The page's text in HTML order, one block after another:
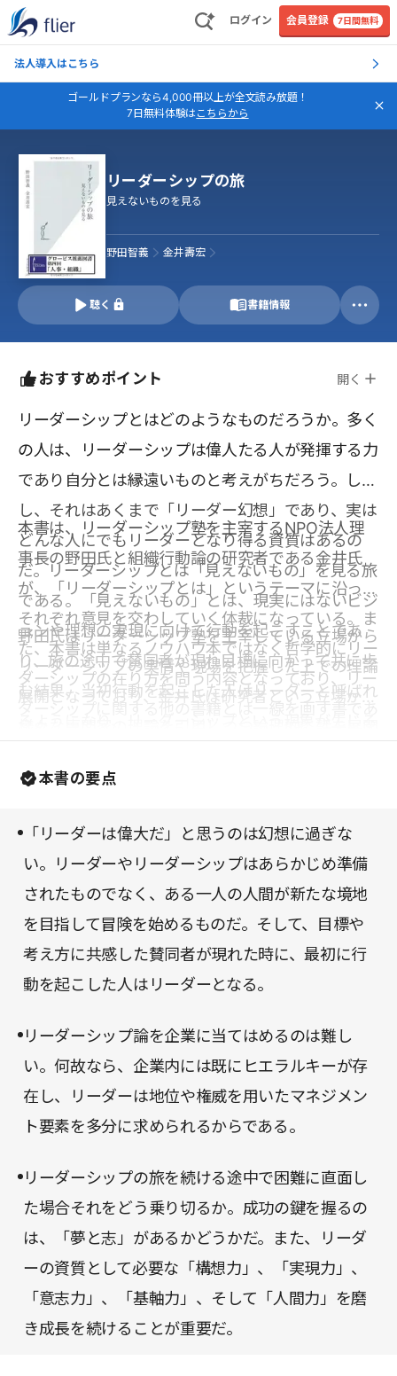
ログイン 会員登録 7日間無料
法人導入はこちら
ゴールドプランなら4,000冊以上が全文読み放題！
7日無料体験はこちらから
リーダーシップの旅
見えないものを見る
野田智義 金井壽宏
聴く 書籍情報
おすすめポイント 開く
リーダーシップとはどのようなものだろうか。多く
の人は、リーダーシップは偉人たる人が発揮する力
であり自分とは縁遠いものと考えがちだろう。しか
し、それはあくまで「リーダー幻想」であり、実は
どんな人にでもリーダーとなり得る資質はあるの
だ。リーダーシップとは「見えないもの」を見る旅
である。「見えないもの」とは、現実にはないビジ
ョンや理想の実現に向けて行動を起こすことであ
り、旅の途中で賛同者が現れ目標に向かって共に歩
む結果、当初行動を起こした人はリーダーと呼ばれ
本書は、リーダーシップ塾を主宰するNPO法人理
事長の野田氏と組織行動論の研究者である金井氏
が、「リーダーシップとは」というテーマに沿って
それぞれ意見を交わしていく体裁になっている。ま
た、本書は単なるノウハウ本ではなく哲学的にリー
ダーシップの在り方を問う内容となっており、リー
る。
野田氏はリーダーシップ塾を主宰している立場から
リーダーシップの実情や現場を把握した上での理論
展開となっており、金井氏は研究者という立場から
し、リーダーシップ論を取り扱う立場の違う二人が
本書の要点
「リーダーは偉大だ」と思うのは幻想に過ぎな
い。リーダーやリーダーシップはあらかじめ準備
されたものでなく、ある一人の人間が新たな境地
を目指して冒険を始めるものだ。そして、目標や
考え方に共感した賛同者が現れた時に、最初に行
動を起こした人はリーダーとなる。
リーダーシップ論を企業に当てはめるのは難し
い。何故なら、企業内には既にヒエラルキーが存
在し、リーダーは地位や権威を用いたマネジメン
ト要素を多分に求められるからである。
リーダーシップの旅を続ける途中で困難に直面し
た場合それをどう乗り切るか。成功の鍵を握るの
は、「夢と志」があるかどうかだ。また、リーダ
ーの資質として必要な「構想力」、「実現力」、
「意志力」、「基軸力」、そして「人間力」を磨
き成長を続けることが重要だ。